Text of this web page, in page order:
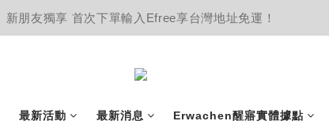
新朋友獨享 首次下單輸入Efree享台灣地址免運！
最新活動 最新消息 Erwachen醒寤實體據點